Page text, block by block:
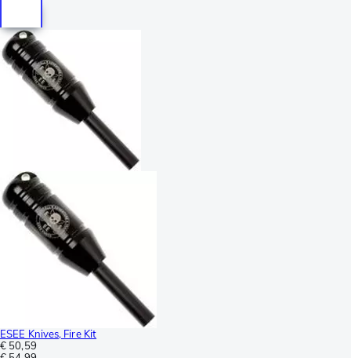
ESEE Knives, Fire Kit
€ 50,59